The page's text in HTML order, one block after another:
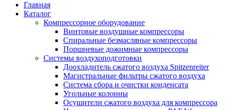
Главная
Каталог
Компрессорное оборудование
Винтовые воздушные компрессоры
Спиральные безмасляные компрессоры
Поршневые дожимные компрессоры
Системы воздухоподготовки
Доохладитель сжатого воздуха Spitzenreiter
Магистральные фильтры сжатого воздуха
Система сбора и очистки конденсата
Угольные колонны
Осушители сжатого воздуха для компрессора